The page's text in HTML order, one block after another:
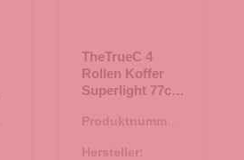
TheTrueC 4
Rollen Koffer
Superlight 77cm
Black
Produktnummer:
Hersteller: